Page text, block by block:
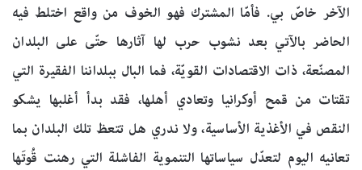
الآخر خاصّ بي. فأمّا المشترك فهو الخوف من واقع اختلط فيه
الحاضر بالآتي بعد نشوب حرب لها آثارها حتّى على البلدان
المصنّعة، ذات الاقتصادات القويّة، فما البال ببلداننا الفقيرة التي
تقتات من قمح أوكرانيا وتعادي أهلها، فقد بدأ أغلبها يشكو
النقص في الأغذية الأساسية، ولا ندري هل تتعظ تلك البلدان بما
تعانيه اليوم لتعدّل سياساتها التنموية الفاشلة التي رهنت قُوتَها